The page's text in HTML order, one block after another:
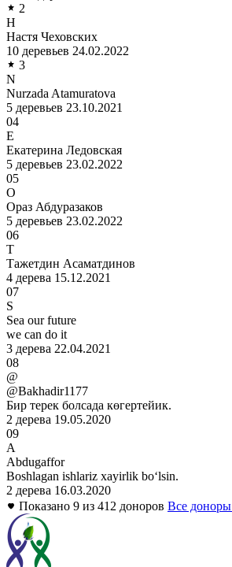
2
Н
Настя Чеховских
10 деревьев 24.02.2022
3
N
Nurzada Atamuratova
5 деревьев 23.10.2021
04
Е
Екатерина Ледовская
5 деревьев 23.02.2022
05
О
Ораз Абдуразаков
5 деревьев 23.02.2022
06
Т
Тажетдин Асаматдинов
4 дерева 15.12.2021
07
S
Sea our future
we can do it
3 дерева 22.04.2021
08
@
@Bakhadir1177
Бир терек болсада көгертейик.
2 дерева 19.05.2020
09
A
Abdugaffor
Boshlagan ishlariz xayirlik boʻlsin.
2 дерева 16.03.2020
Показано 9 из 412 доноров Все доноры